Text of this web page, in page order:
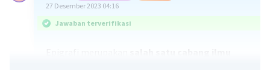
27 Desember 2023 04:16
Jawaban terverifikasi